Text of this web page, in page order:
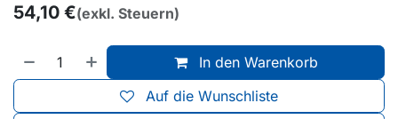
54,10 €(exkl. Steuern)
In den Warenkorb
Auf die Wunschliste